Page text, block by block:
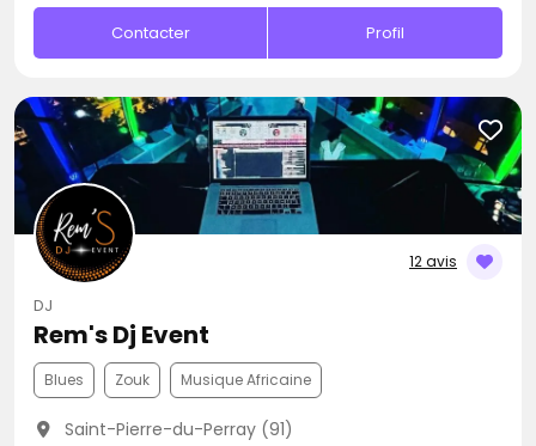
Contacter Profil
12 avis
DJ
Rem's Dj Event
Blues Zouk Musique Africaine
Saint-Pierre-du-Perray (91)